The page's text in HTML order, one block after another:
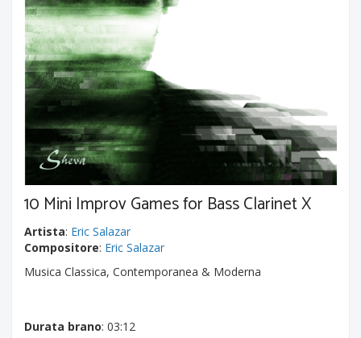
10 Mini Improv Games for Bass Clarinet X
Artista: Eric Salazar
Compositore: Eric Salazar
Musica Classica, Contemporanea & Moderna
Durata brano: 03:12